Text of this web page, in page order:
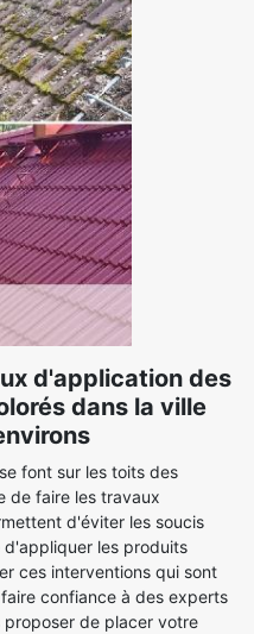
d'application des
dans la ville
font sur les toits des
de faire les travaux
d'éviter les soucis
les produits
ces interventions qui sont
confiance à des experts
proposer de placer votre